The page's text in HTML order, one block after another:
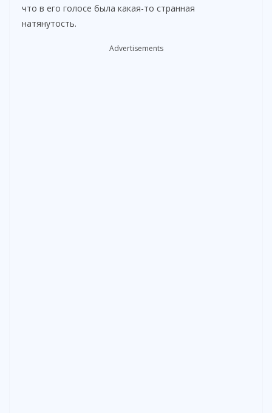
что в его голосе была какая-то странная
натянутость.
Advertisements